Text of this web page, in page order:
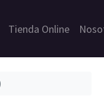
Tienda Online